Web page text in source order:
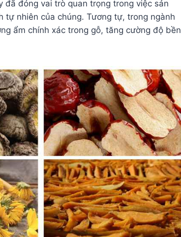
đã đóng vai trò quan trọng trong việc sản
tự nhiên của chúng. Tương tự, trong ngành
ẩm chính xác trong gỗ, tăng cường độ bền